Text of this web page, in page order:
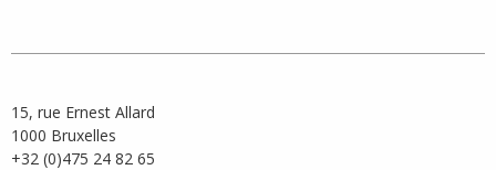
15, rue Ernest Allard
1000 Bruxelles
+32 (0)475 24 82 65